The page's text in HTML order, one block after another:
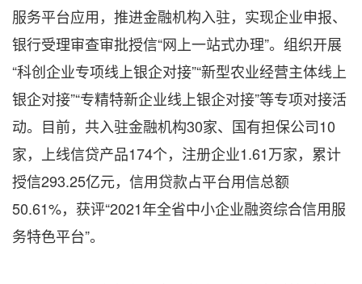
服务平台应用，推进金融机构入驻，实现企业申报、
银行受理审查审批授信“网上一站式办理”。组织开展
“科创企业专项线上银企对接”“新型农业经营主体线上
银企对接”“专精特新企业线上银企对接”等专项对接活
动。目前，共入驻金融机构30家、国有担保公司10
家，上线信贷产品174个，注册企业1.61万家，累计
授信293.25亿元，信用贷款占平台用信总额
50.61%，获评“2021年全省中小企业融资综合信用服
务特色平台”。